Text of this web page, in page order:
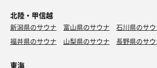
北陸・甲信越
新潟県のサウナ 富山県のサウナ
石川県のサ
福井県のサウナ
山梨県のサウナ 長野県のサ
東海